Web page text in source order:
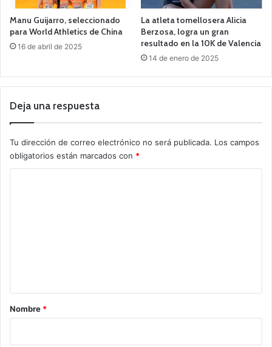
Manu Guijarro, seleccionado
para World Athletics de China
16 de abril de 2025
La atleta tomellosera Alicia
Berzosa, logra un gran
resultado en la 10K de Valencia
14 de enero de 2025
Deja una respuesta
Tu dirección de correo electrónico no será publicada. Los campos
obligatorios están marcados con *
rNombre *